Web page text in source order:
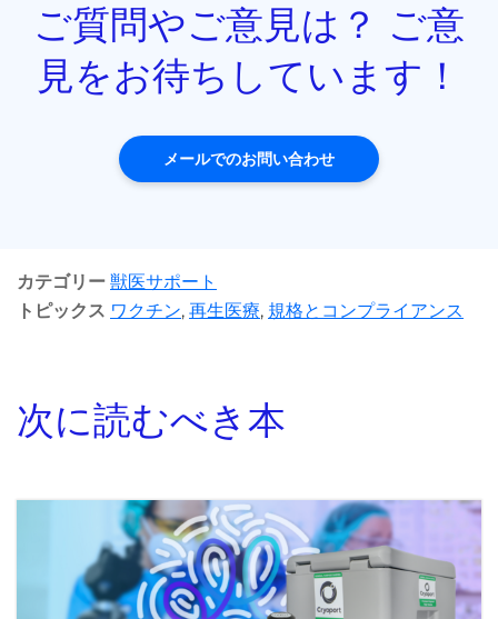
ご質問やご意見は？ ご意
見をお待ちしています！
メールでのお問い合わせ
カテゴリー 獣医サポート
トピックス ワクチン, 再生医療, 規格とコンプライアンス
次に読むべき本